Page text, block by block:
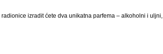
izradit ćete dva unikatna parfema – alkoholni i uljni,